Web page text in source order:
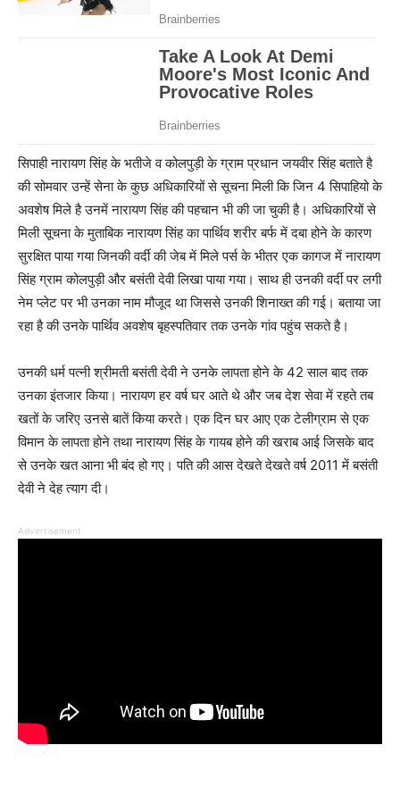
सिपाही नारायण सिंह के भतीजे व कोलपुड़ी के ग्राम प्रधान जयवीर सिंह बताते है
की सोमवार उन्हें सेना के कुछ अधिकारियों से सूचना मिली कि जिन 4 सिपाहियो के
अवशेष मिले है उनमें नारायण सिंह की पहचान भी की जा चुकी है। अधिकारियों से
मिली सूचना के मुताबिक नारायण सिंह का पार्थिव शरीर बर्फ में दबा होने के कारण
सुरक्षित पाया गया जिनकी वर्दी की जेब में मिले पर्स के भीतर एक कागज में नारायण
सिंह ग्राम कोलपुड़ी और बसंती देवी लिखा पाया गया। साथ ही उनकी वर्दी पर लगी
नेम प्लेट पर भी उनका नाम मौजूद था जिससे उनकी शिनाख्त की गई। बताया जा
रहा है की उनके पार्थिव अवशेष बृहस्पतिवार तक उनके गांव पहुंच सकते है।
उनकी धर्म पत्नी श्रीमती बसंती देवी ने उनके लापता होने के 42 साल बाद तक
उनका इंतजार किया। नारायण हर वर्ष घर आते थे और जब देश सेवा में रहते तब
खतों के जरिए उनसे बातें किया करते। एक दिन घर आए एक टेलीग्राम से एक
विमान के लापता होने तथा नारायण सिंह के गायब होने की खराब आई जिसके बाद
से उनके खत आना भी बंद हो गए। पति की आस देखते देखते वर्ष 2011 में बसंती
देवी ने देह त्याग दी।
Advertisement